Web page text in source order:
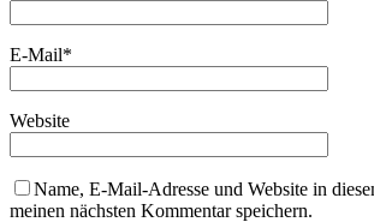
E-Mail*
Website
Name, E-Mail-Adresse und Website in
meinen nächsten Kommentar speichern.